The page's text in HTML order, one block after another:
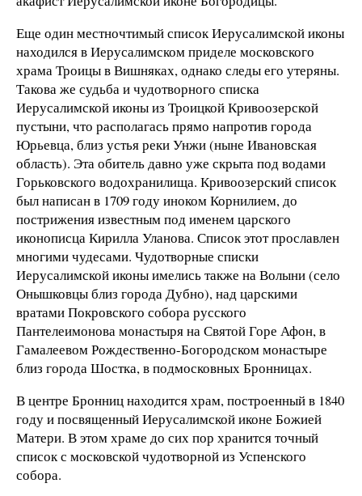
Еще один местночтимый список Иерусалимской иконы
находился в Иерусалимском приделе московского
храма Троицы в Вишняках, однако следы его утеряны.
Такова же судьба и чудотворного списка
Иерусалимской иконы из Троицкой Кривоозерской
пустыни, что располагась прямо напротив города
Юрьевца, близ устья реки Унжи (ныне Ивановская
область). Эта обитель давно уже скрыта под водами
Горьковского водохранилища. Кривоозерский список
был написан в 1709 году иноком Корнилием, до
пострижения известным под именем царского
иконописца Кирилла Уланова. Список этот прославлен
многими чудесами. Чудотворные списки
Иерусалимской иконы имелись также на Волыни (село
Онышковцы близ города Дубно), над царскими
вратами Покровского собора русского
Пантелеимонова монастыря на Святой Горе Афон, в
Гамалеевом Рождественно-Богородском монастыре
близ города Шостка, в подмосковных Бронницах.
В центре Бронниц находится храм, построенный в 1840
году и посвященный Иерусалимской иконе Божией
Матери. В этом храме до сих пор хранится точный
список с московской чудотворной из Успенского
собора.